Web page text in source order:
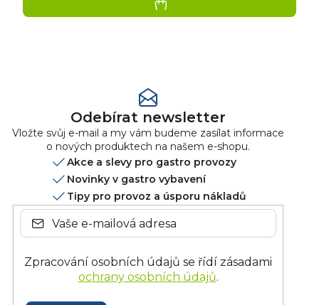
Odebírat newsletter
Vložte svůj e-mail a my vám budeme zasílat informace
o nových produktech na našem e-shopu.
Akce a slevy pro gastro provozy
Novinky v gastro vybavení
Tipy pro provoz a úsporu nákladů
Zpracování osobních údajů se řídí zásadami
ochrany osobních údajů.